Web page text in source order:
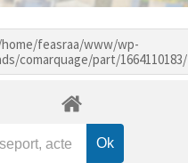
feasraa/www/wp-
comarquage/part/1664110183/